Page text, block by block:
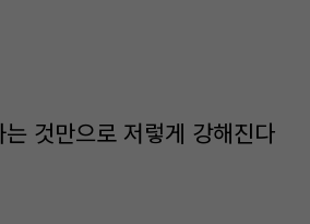
것만으로 저렇게 강해진다